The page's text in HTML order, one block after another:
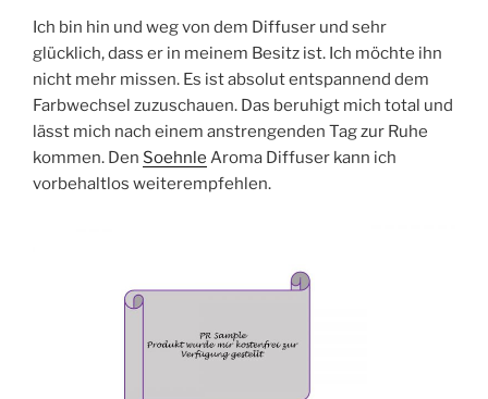
Ich bin hin und weg von dem Diffuser und sehr
glücklich, dass er in meinem Besitz ist. Ich möchte ihn
nicht mehr missen. Es ist absolut entspannend dem
Farbwechsel zuzuschauen. Das beruhigt mich total und
lässt mich nach einem anstrengenden Tag zur Ruhe
kommen. Den Soehnle Aroma Diffuser kann ich
vorbehaltlos weiterempfehlen.